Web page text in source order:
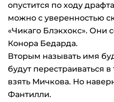
опустится по ходу
можно с уверенностью
«Чикаго Блэкхокс». Они
Конора Бедарда.
Вторым называть имя
будут перестраиваться
взять Мичкова. Но
Фантилли.